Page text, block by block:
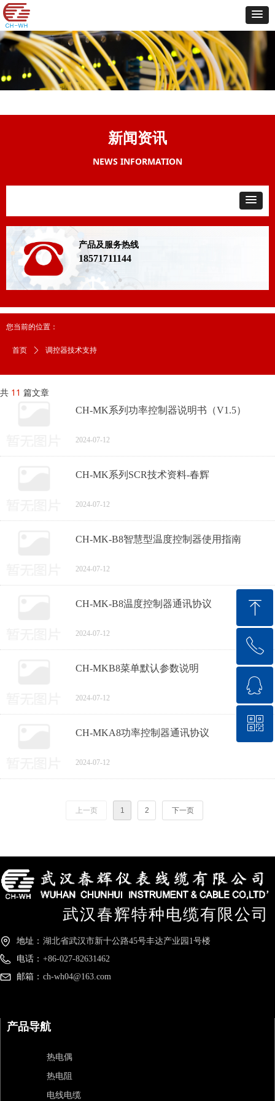
新闻资讯
NEWS INFORMATION
产品及服务热线
18571711144
您当前的位置：
首页 ꄲ 调控器技术支持
共 11 篇文章
CH-MK系列功率控制器说明书（V1.5）
2024-07-12
CH-MK系列SCR技术资料-春辉
2024-07-12
CH-MK-B8智慧型温度控制器使用指南
2024-07-12
CH-MK-B8温度控制器通讯协议
2024-07-12
CH-MKB8菜单默认参数说明
2024-07-12
CH-MKA8功率控制器通讯协议
2024-07-12
上一页 1 2 下一页
地址： 湖北省武汉市新十公路45号丰达产业园1号楼
电话： +86-027-82631462
邮箱： ch-wh04@163.com
武汉春辉特种电缆有限公司
热电偶
热电阻
电线电缆
产品导航
ꁸ
回到顶部
ꂅ
18571711144
ꁗ
QQ客服
ꀥ